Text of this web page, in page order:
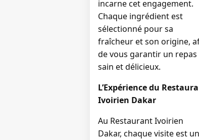
incarne cet engagement.
Chaque ingrédient est
sélectionné pour sa
fraîcheur et son origine,
de vous garantir un repas
sain et délicieux.
L’Expérience du
Ivoirien Dakar
Au Restaurant Ivoirien
Dakar, chaque visite est